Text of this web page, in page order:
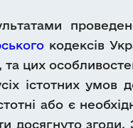
кодексів
та цих
істотних умов
або є
досягнуто згоди.